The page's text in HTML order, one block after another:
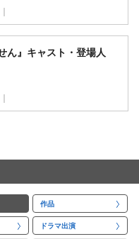
ん』キャスト・登場人
作品
ドラマ出演